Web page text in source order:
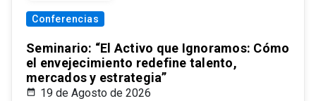
Conferencias
Seminario: “El Activo que Ignoramos: Cómo
el envejecimiento redefine talento,
mercados y estrategia”
19 de Agosto de 2026